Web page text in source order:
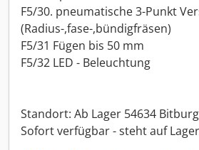
F5/30. pneumatische 3-Punkt
(Radius-,fase-,bündigfräsen)
F5/31 Fügen bis 50 mm
F5/32 LED - Beleuchtung
Standort: Ab Lager 54634 Bitburg
Sofort verfügbar - steht auf Lager